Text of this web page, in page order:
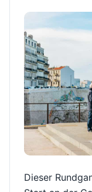
Dieser